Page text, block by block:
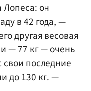
Лопеса: он
в 42 года, —
другая весовая
— 77 кг — очень
последние
до 130 кг. —